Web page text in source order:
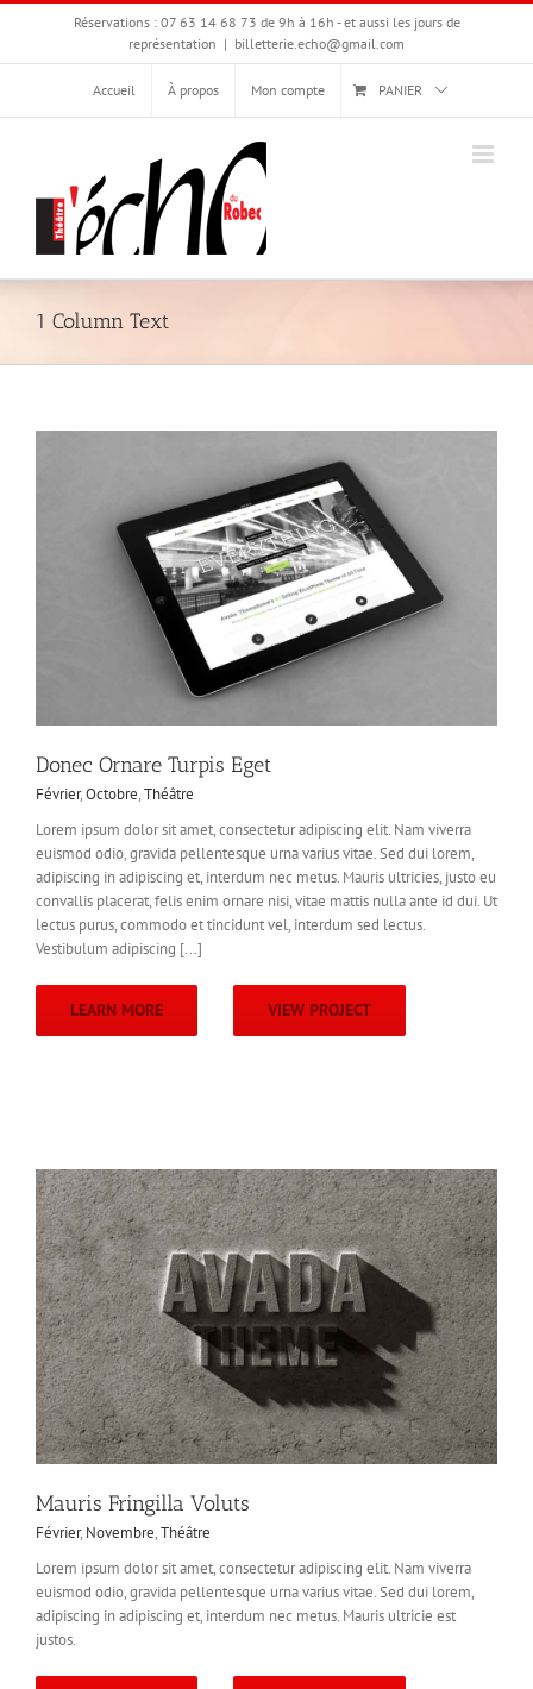
Passer
Réservations : 07 63 14 68 73 de 9h à 16h - et aussi les jours de
représentation | billetterie.echo@gmail.com
Accueil À propos Mon compte PANIER
1 Column Text
Donec Ornare Turpis Eget
Février,Octobre,Théâtre
Lorem ipsum dolor sit amet, consectetur adipiscing elit. Nam viverra
euismod odio, gravida pellentesque urna varius vitae. Sed dui lorem,
adipiscing in adipiscing et, interdum nec metus. Mauris ultricies, justo eu
convallis placerat, felis enim ornare nisi, vitae mattis nulla ante id dui. Ut
lectus purus, commodo et tincidunt vel, interdum sed lectus.
Vestibulum adipiscing [...]
LEARN MORE VIEW PROJECT
Mauris Fringilla Voluts
Février, Novembre,Théâtre
Lorem ipsum dolor sit amet, consectetur adipiscing elit. Nam viverra
euismod odio, gravida pellentesque urna varius vitae. Sed dui lorem,
adipiscing in adipiscing et, interdum nec metus. Mauris ultricie est
justos.